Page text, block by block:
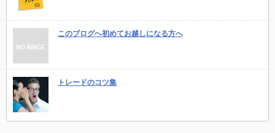
このブログへ初めてお越しになる方へ
トレードのコツ集